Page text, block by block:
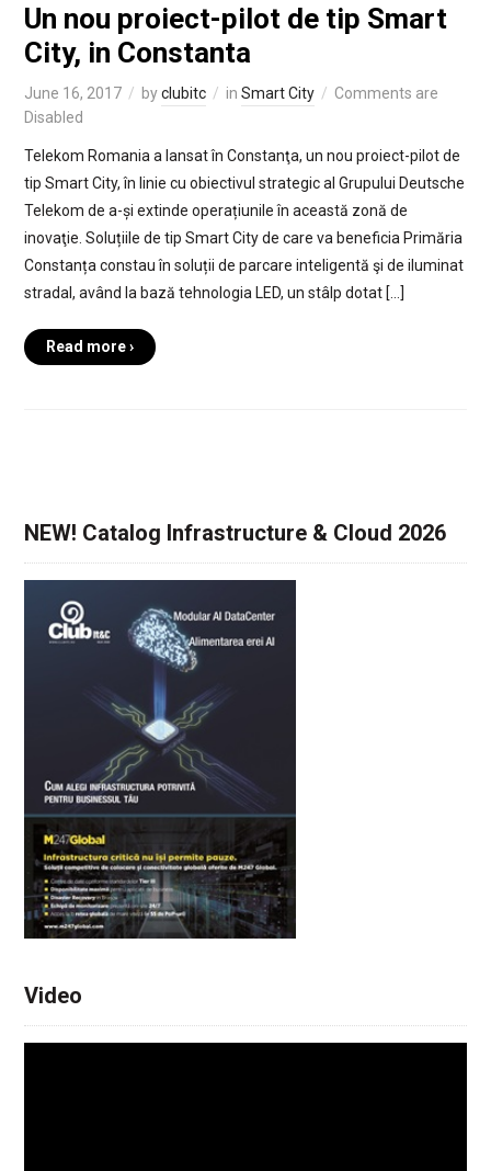
Un nou proiect-pilot de tip Smart
City, in Constanta
June 16, 2017 byclubitc in Smart City
Comments are
Disabled
Telekom Romania a lansat în Constanţa, un nou proiect-pilot de
tip Smart City, în linie cu obiectivul strategic al Grupului Deutsche
Telekom de a-și extinde operațiunile în această zonă de
inovaţie. Soluțiile de tip Smart City de care va beneficia Primăria
Constanța constau în soluții de parcare inteligentă şi de iluminat
stradal, având la bază tehnologia LED, un stâlp dotat […]
Read more ›
NEW! Catalog Infrastructure & Cloud 2026
Video